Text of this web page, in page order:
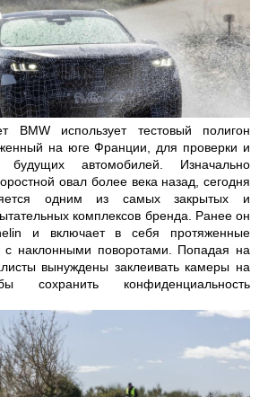
использует тестовый полигон
на юге Франции, для проверки и
будущих автомобилей. Изначально
овал более века назад, сегодня
одним из самых закрытых и
комплексов бренда. Ранее он
и включает в себя протяженные
с наклонными поворотами. Попадая на
вынуждены заклеивать камеры на
сохранить конфиденциальность